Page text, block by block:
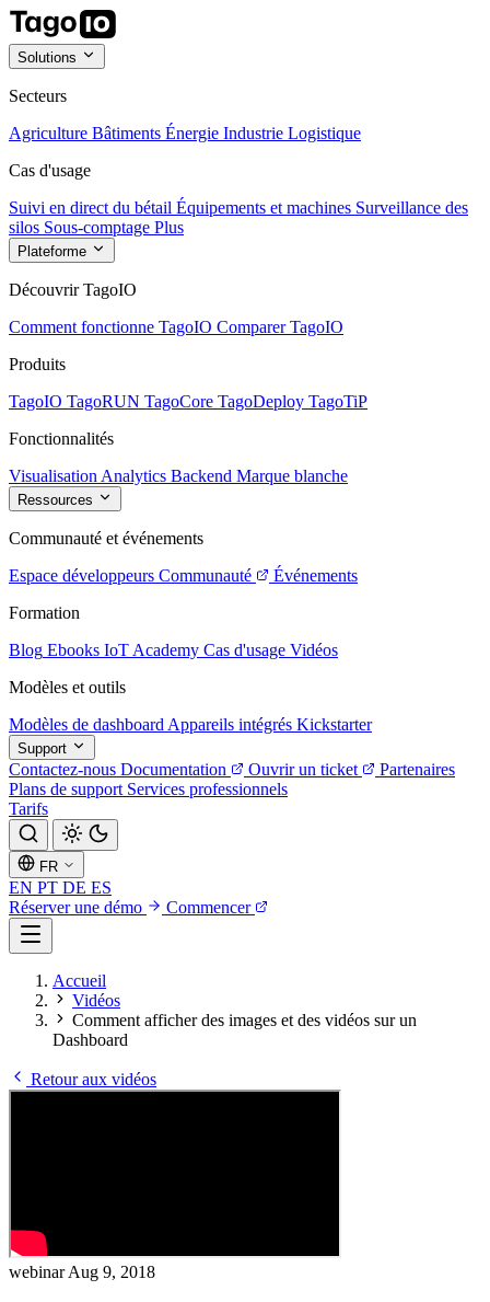
Solutions
Secteurs
Agriculture Bâtiments Énergie Industrie Logistique
Cas d'usage
Suivi en direct du bétail Équipements et machines Surveillance des
silos Sous-comptage Plus
Plateforme
Découvrir TagoIO
Comment fonctionne TagoIO Comparer TagoIO
Produits
TagoIO TagoRUN TagoCore TagoDeploy TagoTiP
Fonctionnalités
Visualisation Analytics Backend Marque blanche
Ressources
Communauté et événements
Espace développeurs Communauté
Événements
Formation
Blog Ebooks IoT Academy Cas d'usage Vidéos
Modèles et outils
Modèles de dashboard Appareils intégrés Kickstarter
Support
Contactez-nous Documentation Ouvrir un ticket
Partenaires
Plans de support Services professionnels
Tarifs
FR
EN PT DE ES
Réserver une démo
Commencer
Accueil
Vidéos
Comment afficher des images et des vidéos sur un
Dashboard
Retour aux vidéos
webinarAug 9, 2018